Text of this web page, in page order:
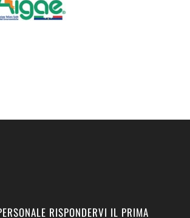
RISPONDERVI IL PRIMA